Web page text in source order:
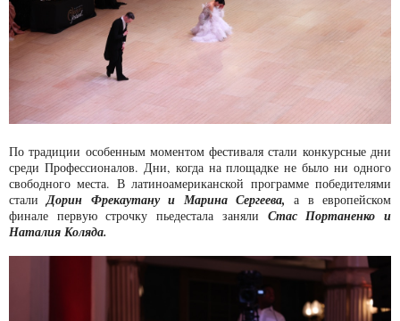
По традиции особенным моментом фестиваля стали конкурсные дни
среди Профессионалов. Дни, когда на площадке не было ни одного
свободного места. В латиноамериканской программе победителями
стали Дорин Фрекаутану и Марина Сергеева, а в европейском
финале первую строчку пьедестала заняли Стас Портаненко и
Наталия Коляда.